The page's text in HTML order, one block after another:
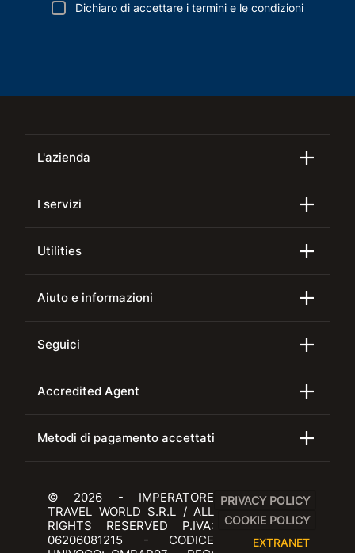
Dichiaro di accettare i termini e le condizioni
L'azienda
I servizi
Utilities
Aiuto e informazioni
Seguici
Accredited Agent
Metodi di pagamento accettati
© 2026 - IMPERATORE
TRAVEL WORLD S.R.L / ALL
RIGHTS RESERVED P.IVA:
06206081215 - CODICE
PRIVACY POLICY
COOKIE POLICY
EXTRANET